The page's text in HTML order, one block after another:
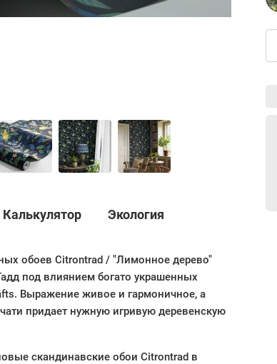
Калькулятор Экология
обоев Citrontrad / "Лимонное дерево"
под влиянием богато украшенных
Выражение живое и гармоничное, а
придает нужную игривую деревенскую
скандинавские обои Citrontrad в